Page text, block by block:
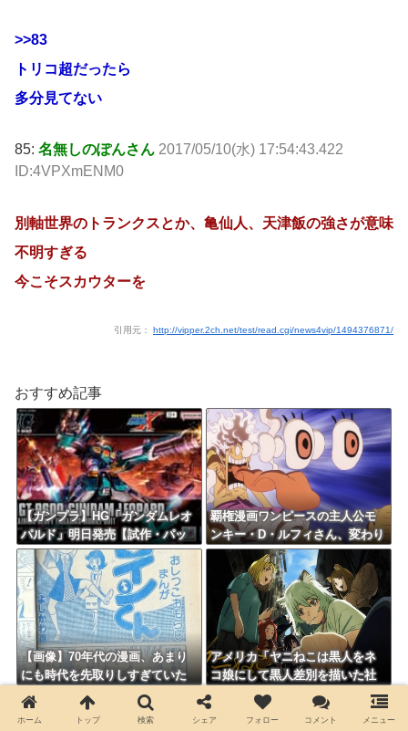
>>83
トリコ超だったら
多分見てない
85: 名無しのぽんさん 2017/05/10(水) 17:54:43.422
ID:4VPXmENM0
別軸世界のトランクスとか、亀仙人、天津飯の強さが意味
不明すぎる
今こそスカウターを
引用元： http://vipper.2ch.net/test/read.cgi/news4vip/1494376871/
おすすめ記事
【ガンプラ】HG「ガンダムレオ
パルド」明日発売【試作・パッ
ケージ画像追加】
覇権漫画ワンピースの主人公モ
ンキー・D・ルフィさん、変わり
果てた姿で発見される・・・
【画像】70年代の漫画、あまり
にも時代を先取りしすぎていた
ｗｗｗｗ
アメリカ「ヤニねこは黒人をネ
コ娘にして黒人差別を描いた社
会派アニメだ」
ホーム トップ 検索 シェア フォロー コメント メニュー